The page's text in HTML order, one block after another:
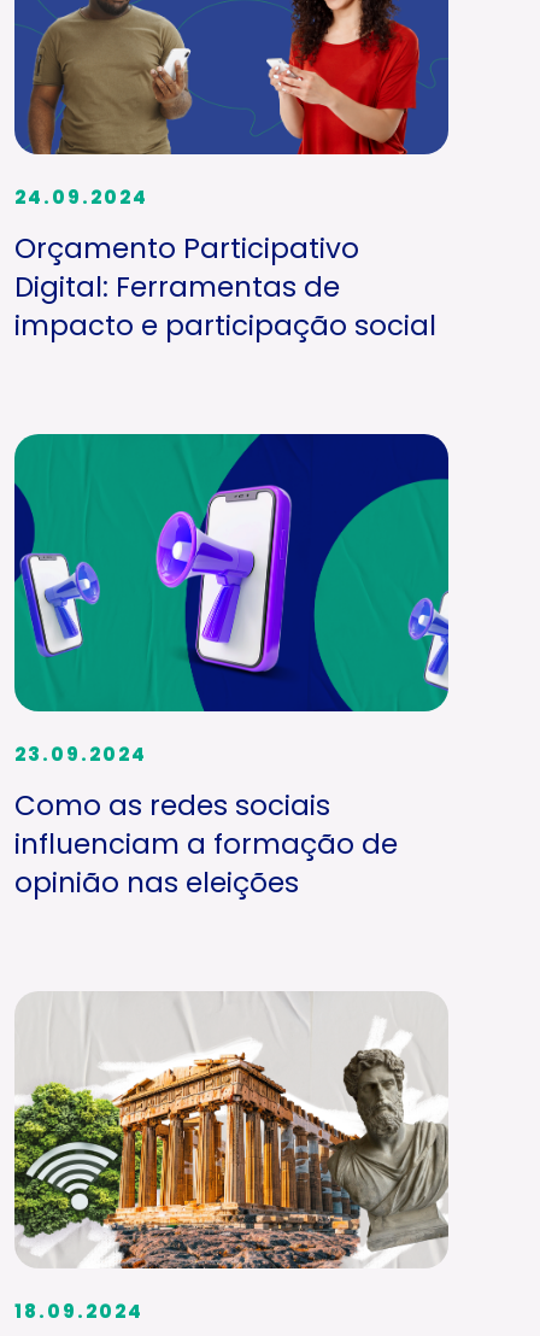
24.09.2024
Orçamento Participativo
Digital: Ferramentas de
impacto e participação social
23.09.2024
Como as redes sociais
influenciam a formação de
opinião nas eleições
18.09.2024